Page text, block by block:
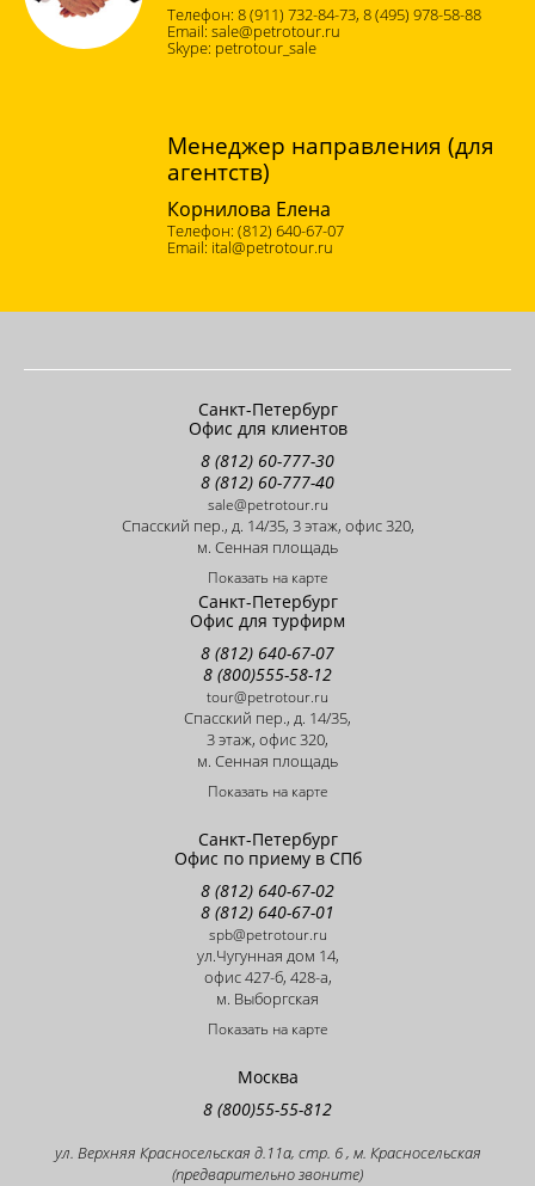
8 (911) 732-84-73, 8 (495) 978-58-88
sale@petrotour.ru
petrotour_sale
Менеджер направления (для
агентств)
Корнилова Елена
(812) 640-67-07
ital@petrotour.ru
Санкт-Петербург
Офис для клиентов
8 (812) 60-777-30
8 (812) 60-777-40
sale@petrotour.ru
Cпасский пер., д. 14/35, 3 этаж, офис 320,
м. Сенная площадь
Показать на карте
Санкт-Петербург
Офис для турфирм
8 (812) 640-67-07
8 (800)555-58-12
tour@petrotour.ru
Cпасский пер., д. 14/35,
3 этаж, офис 320,
м. Сенная площадь
Показать на карте
Санкт-Петербург
Офис по приему в СПб
8 (812) 640-67-02
8 (812) 640-67-01
spb@petrotour.ru
ул.Чугунная дом 14,
офис 427-б, 428-a,
м. Выборгская
Показать на карте
Москва
8 (800)55-55-812
ул. Верхняя Красносельская д.11а, стр. 6 , м. Красносельская
(предварительно звоните)